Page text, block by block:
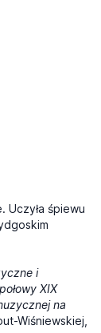
Uczyła śpiewu
i
XIX
na
Wiśniewskiej,